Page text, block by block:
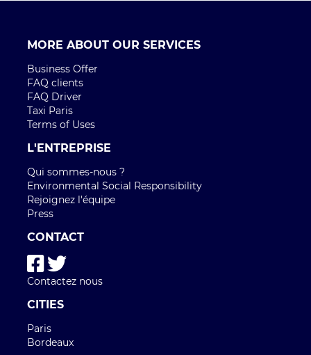
MORE ABOUT OUR SERVICES
Business Offer
FAQ clients
FAQ Driver
Taxi Paris
Terms of Uses
L'ENTREPRISE
Qui sommes-nous ?
Environmental Social Responsibility
Rejoignez l'équipe
Press
CONTACT
Contactez nous
CITIES
Paris
Bordeaux